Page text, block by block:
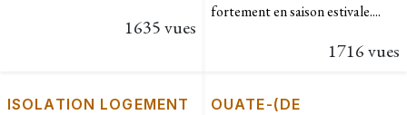
1635 vues
fortement en saison estivale....
1716 vues
ISOLATION LOGEMENT
OUATE-(DE